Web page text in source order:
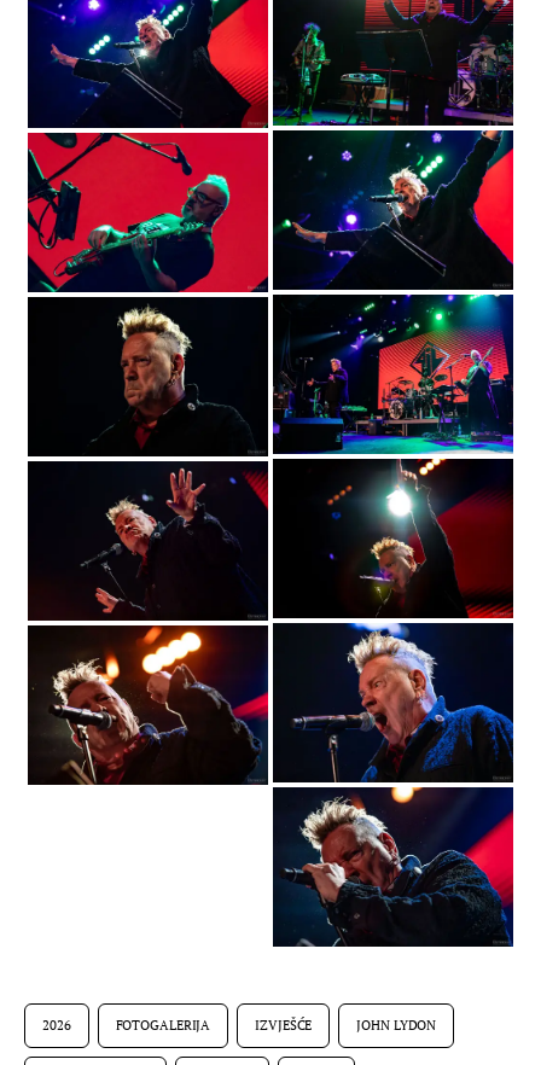
2026 FOTOGALERIJA IZVJEŠĆE JOHN LYDON